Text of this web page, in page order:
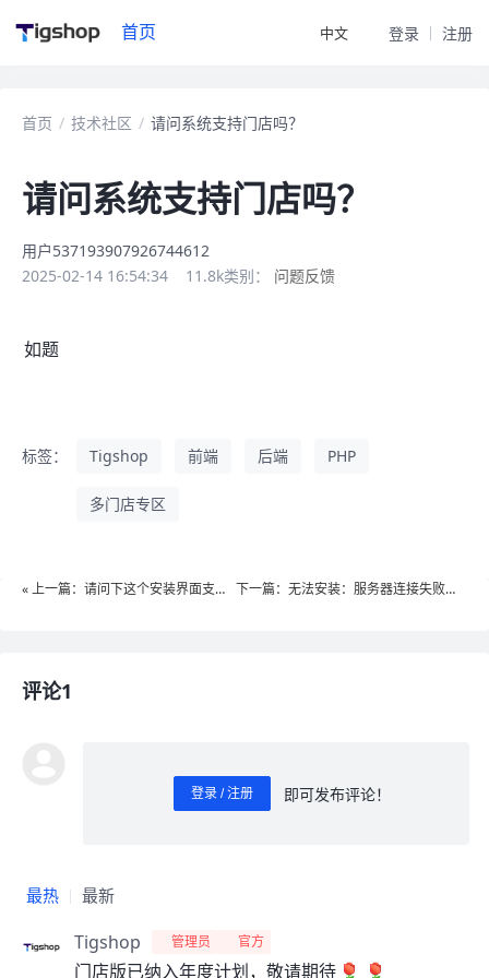
首页 中文 登录 注册
首页 / 技术社区 / 请问系统支持门店吗？
请问系统支持门店吗？
用户537193907926744612
2025-02-14 16:54:34
11.8k类别： 问题反馈
如题
标签： Tigshop 前端 后端 PHP
多门店专区
« 上一篇：请问下这个安装界面支持 下一篇：无法安装：服务器连接失败，
评论1
登录 / 注册
即可发布评论！
最热 最新
Tigshop 管理员 官方
门店版已纳入年度计划，敬请期待